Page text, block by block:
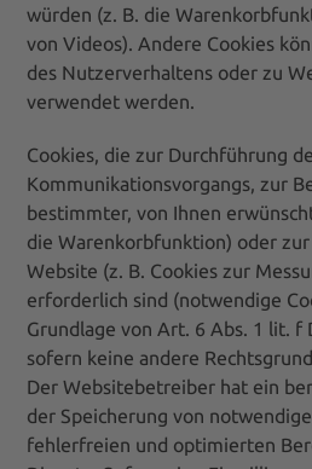
würden (z. B. die
von Videos). Andere Cookies
des Nutzerverhaltens oder zu
verwendet werden.
Cookies, die zur Durchführung
Kommunikationsvorgangs, zur
bestimmter, von Ihnen
die Warenkorbfunktion) oder
Website (z. B. Cookies zur
erforderlich sind (notwendige
Grundlage von Art. 6 Abs. 1 lit. f
sofern keine andere
Der Websitebetreiber hat ein
der Speicherung von
fehlerfreien und optimierten